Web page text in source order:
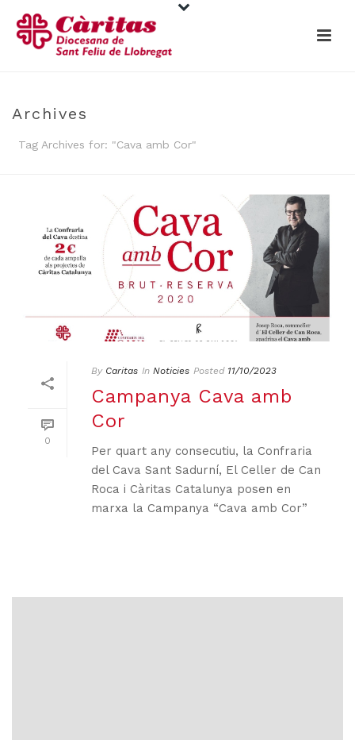
Archives
Tag Archives for: "Cava amb Cor"
0
By Caritas In Noticies Posted 11/10/2023
Campanya Cava amb
Cor
Per quart any consecutiu, la Confraria
del Cava Sant Sadurní, El Celler de Can
Roca i Càritas Catalunya posen en
marxa la Campanya “Cava amb Cor”